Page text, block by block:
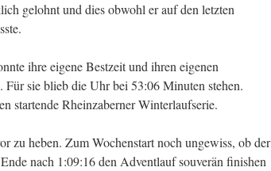
gelohnt und dies obwohl er auf den letzten
ihre eigene Bestzeit und ihren eigenen
sie blieb die Uhr bei 53:06 Minuten stehen.
startende Rheinzaberner Winterlaufserie.
zu heben. Zum Wochenstart noch ungewiss, ob der
nach 1:09:16 den Adventlauf souverän finishen